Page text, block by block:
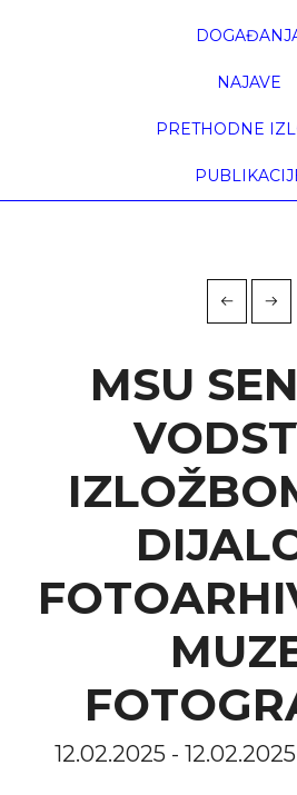
fotoarhiv ...
NAJAVE
PRETHODNE
MSU
12.02.2025 -